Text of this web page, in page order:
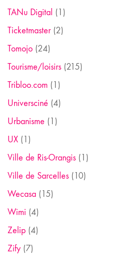
TANu Digital (1)
Ticketmaster(2)
Tomojo (24)
Tourisme/loisirs (215)
Tribloo.com (1)
Universciné (4)
Urbanisme (1)
UX (1)
Ville de Ris-Orangis (1)
Ville de Sarcelles (10)
Wecasa (15)
Wimi (4)
Zelip (4)
Zify (7)